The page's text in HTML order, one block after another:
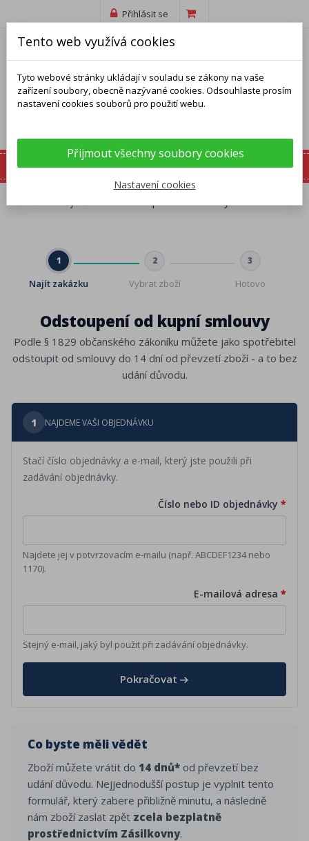
Přihlásit se
Domů Můj účet Odstoupení od smlouvy
1
Najít zakázku
2
Vybrat zboží
3
Hotovo
Odstoupení od kupní smlouvy
Podle § 1829 občanského zákoníku můžete jako spotřebitel
odstoupit od smlouvy do 14 dní od převzetí zboží - a to bez
udání důvodu.
1 NAJDEME VAŠI OBJEDNÁVKU
Stačí číslo objednávky a e-mail, který jste použili při
zadávání objednávky.
Číslo nebo ID objednávky *
Najdete jej v potvrzovacím e-mailu (např. ABCDEF1234 nebo
1170).
E-mailová adresa *
Stejný e-mail, jaký byl použit při zadávání objednávky.
Pokračovat
Co byste měli vědět
Zboží můžete vrátit do 14 dnů* od převzetí bez
udání důvodu. Nejjednodušší postup je vyplnit tento
formulář, který zabere přibližně minutu, a následně
nám zboží zaslat zpět zcela bezplatně
prostřednictvím Zásilkovny.
Tento web využívá cookies
Tyto webové stránky ukládají v souladu se zákony na vaše
zařízení soubory, obecně nazývané cookies. Odsouhlaste prosím
nastavení cookies souborů pro použití webu.
Přijmout všechny soubory cookies
Nastavení cookies